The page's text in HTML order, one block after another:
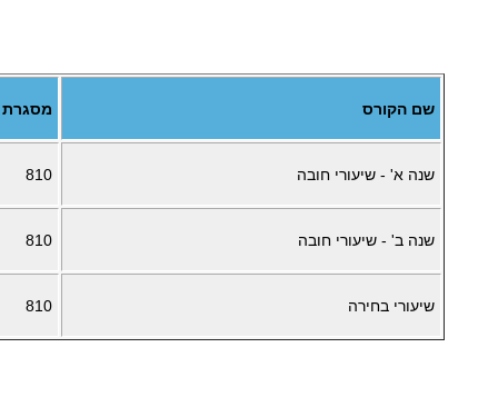
שם הקורס מסגרת
שנה א' - שיעורי חובה 810
שנה ב' - שיעורי חובה 810
שיעורי בחירה 810